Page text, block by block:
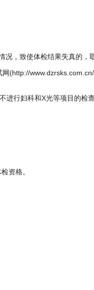
，致使体检结果失真的，
(http://
行妇科和X光等项目的检
资格。